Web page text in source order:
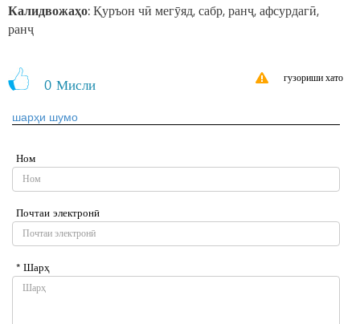
Калидвожаҳо: Қуръон чӣ мегӯяд, сабр, ранҷ, афсурдагӣ,
ранҷ
0 Мисли гузориши хато
шарҳи шумо
Ном
Почтаи электронӣ
* Шарҳ